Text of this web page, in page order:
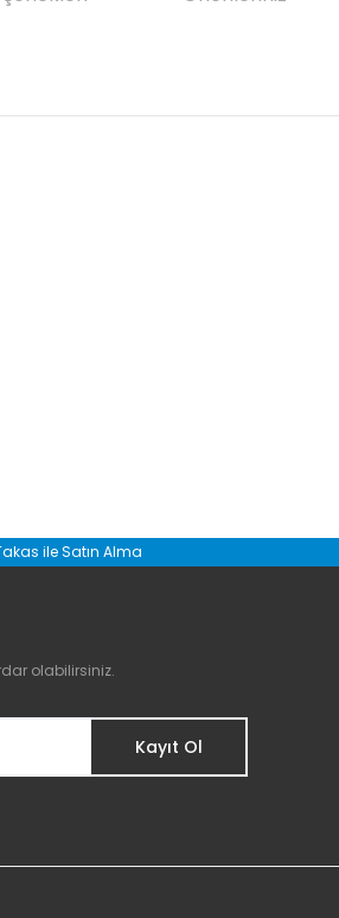
Bu ürüne ilk yorumu siz
ile Satın Alma
olabilirsiniz.
Kayıt Ol